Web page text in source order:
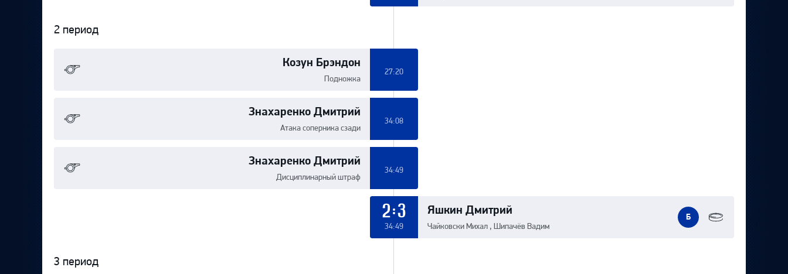
2 период
Козун Брэндон
Подножка
27:20
Знахаренко Дмитрий
Атака соперника сзади
34:08
Знахаренко Дмитрий
Дисциплинарный штраф
34:49
Яшкин Дмитрий
Чайковски Михал , Шипачёв Вадим
2:3
34:49
Б
3 период